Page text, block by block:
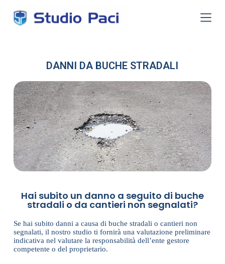
n
n
u
o
DANNI DA BUCHE STRADALI
Hai subito un danno a seguito di buche
stradali o da cantieri non segnalati?
Se hai subito danni a causa di buche stradali o cantieri non
segnalati, il nostro studio ti fornirà una valutazione preliminare
indicativa nel valutare la responsabilità dell’ente gestore
competente o del proprietario.